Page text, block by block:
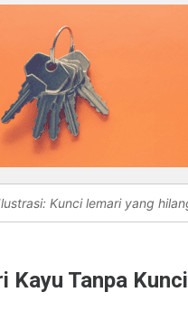
Kunci lemari yang
Kayu Tanpa